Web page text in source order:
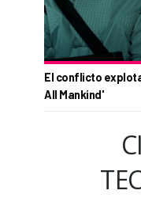
El conflicto
All Mankind'